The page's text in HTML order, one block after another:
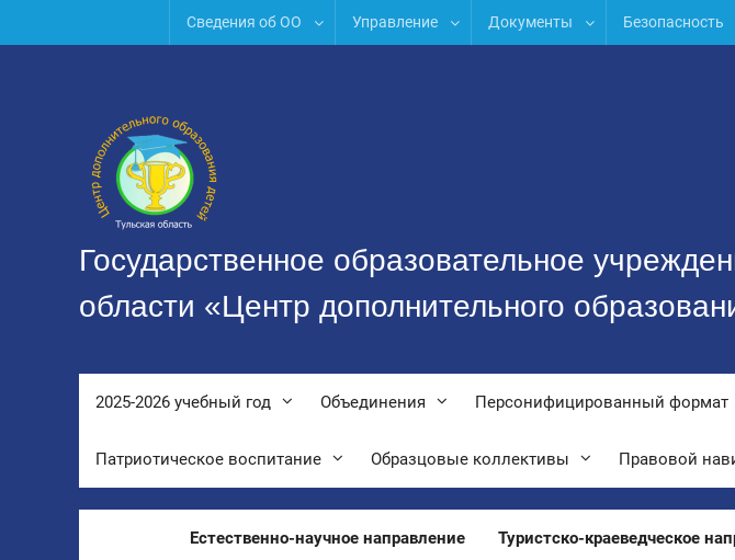
Сведения об ОО Управление Документы Безопасность
Государственное образовательное
области «Центр дополнительного
2025-2026 учебный год Объединения Персонифицированный формат
Патриотическое воспитание Образцовые коллективы Правовой
Естественно-научное направление Туристско-краеведческое